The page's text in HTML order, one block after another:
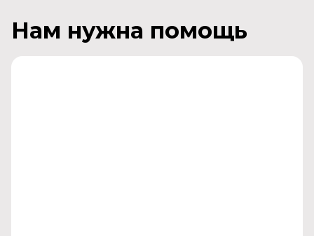
Нам нужна помощь